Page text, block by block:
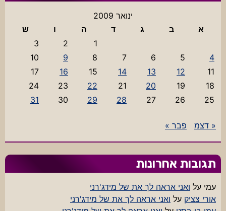
ינואר 2009
א
ב ג ד ה ו
ש
1
2
3
4
5
6
7
8
9
10
11
12
13
14
15
16
17
18
19
20
21
22
23
24
25
26
27
28
29
30
31
« דצמ פבר »
תגובות אחרונות
עמי על ואני אראה לך את של מידג'רני
אורי צציק על ואני אראה לך את של מידג'רני